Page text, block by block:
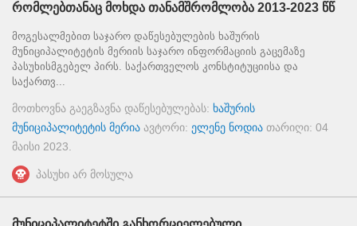
რომლებთანაც მოხდა თანამშრომლობა 2013-2023 წწ
მოგესალმებით საჯარო დაწესებულების ხაშურის
მუნიციპალიტეტის მერიის საჯარო ინფორმაციის გაცემაზე
პასუხისმგებელ პირს. საქართველოს კონსტიტუციისა და
საქართვ...
მოთხოვნა გაეგზავნა დაწესებულებას: ხაშურის
მუნიციპალიტეტის მერია ავტორი: ელენე ნოდია თარიღი: 04
მაისი 2023
პასუხი არ მოსულა